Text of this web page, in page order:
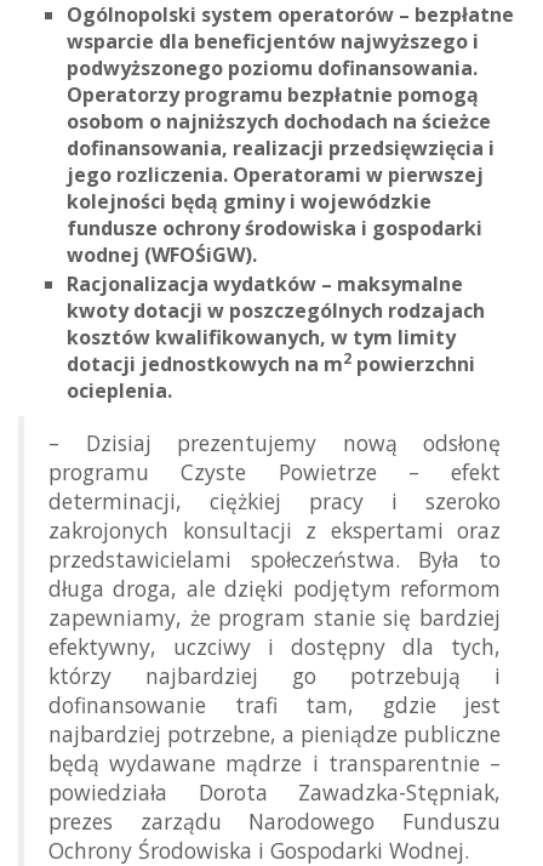
Ogólnopolski system operatorów – bezpłatne
wsparcie dla beneficjentów najwyższego i
podwyższonego poziomu dofinansowania.
Operatorzy programu bezpłatnie pomogą
osobom o najniższych dochodach na ścieżce
dofinansowania, realizacji przedsięwzięcia i
jego rozliczenia. Operatorami w pierwszej
kolejności będą gminy i wojewódzkie
fundusze ochrony środowiska i gospodarki
wodnej (WFOŚiGW).
Racjonalizacja wydatków – maksymalne
kwoty dotacji w poszczególnych rodzajach
kosztów kwalifikowanych, w tym limity
dotacji jednostkowych na m2 powierzchni
ocieplenia.
– Dzisiaj prezentujemy nową odsłonę
programu Czyste Powietrze – efekt
determinacji, ciężkiej pracy i szeroko
zakrojonych konsultacji z ekspertami oraz
przedstawicielami społeczeństwa. Była to
długa droga, ale dzięki podjętym reformom
zapewniamy, że program stanie się bardziej
efektywny, uczciwy i dostępny dla tych,
którzy najbardziej go potrzebują i
dofinansowanie trafi tam, gdzie jest
najbardziej potrzebne, a pieniądze publiczne
będą wydawane mądrze i transparentnie –
powiedziała Dorota Zawadzka-Stępniak,
prezes zarządu Narodowego Funduszu
Ochrony Środowiska i Gospodarki Wodnej.